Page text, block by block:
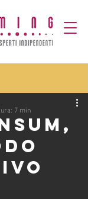
7 min